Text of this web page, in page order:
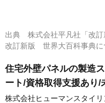
出典 株式会社平凡社「改
改訂新版 世界大百科事典
住宅外壁パネルの製造
ート/資格取得支援あり
株式会社ヒューマンスタイ